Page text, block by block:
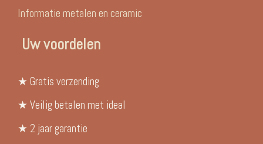
Informatie metalen en ceramic
Uw voordelen
★ Gratis verzending
★ Veilig betalen met ideal
★ 2 jaar garantie